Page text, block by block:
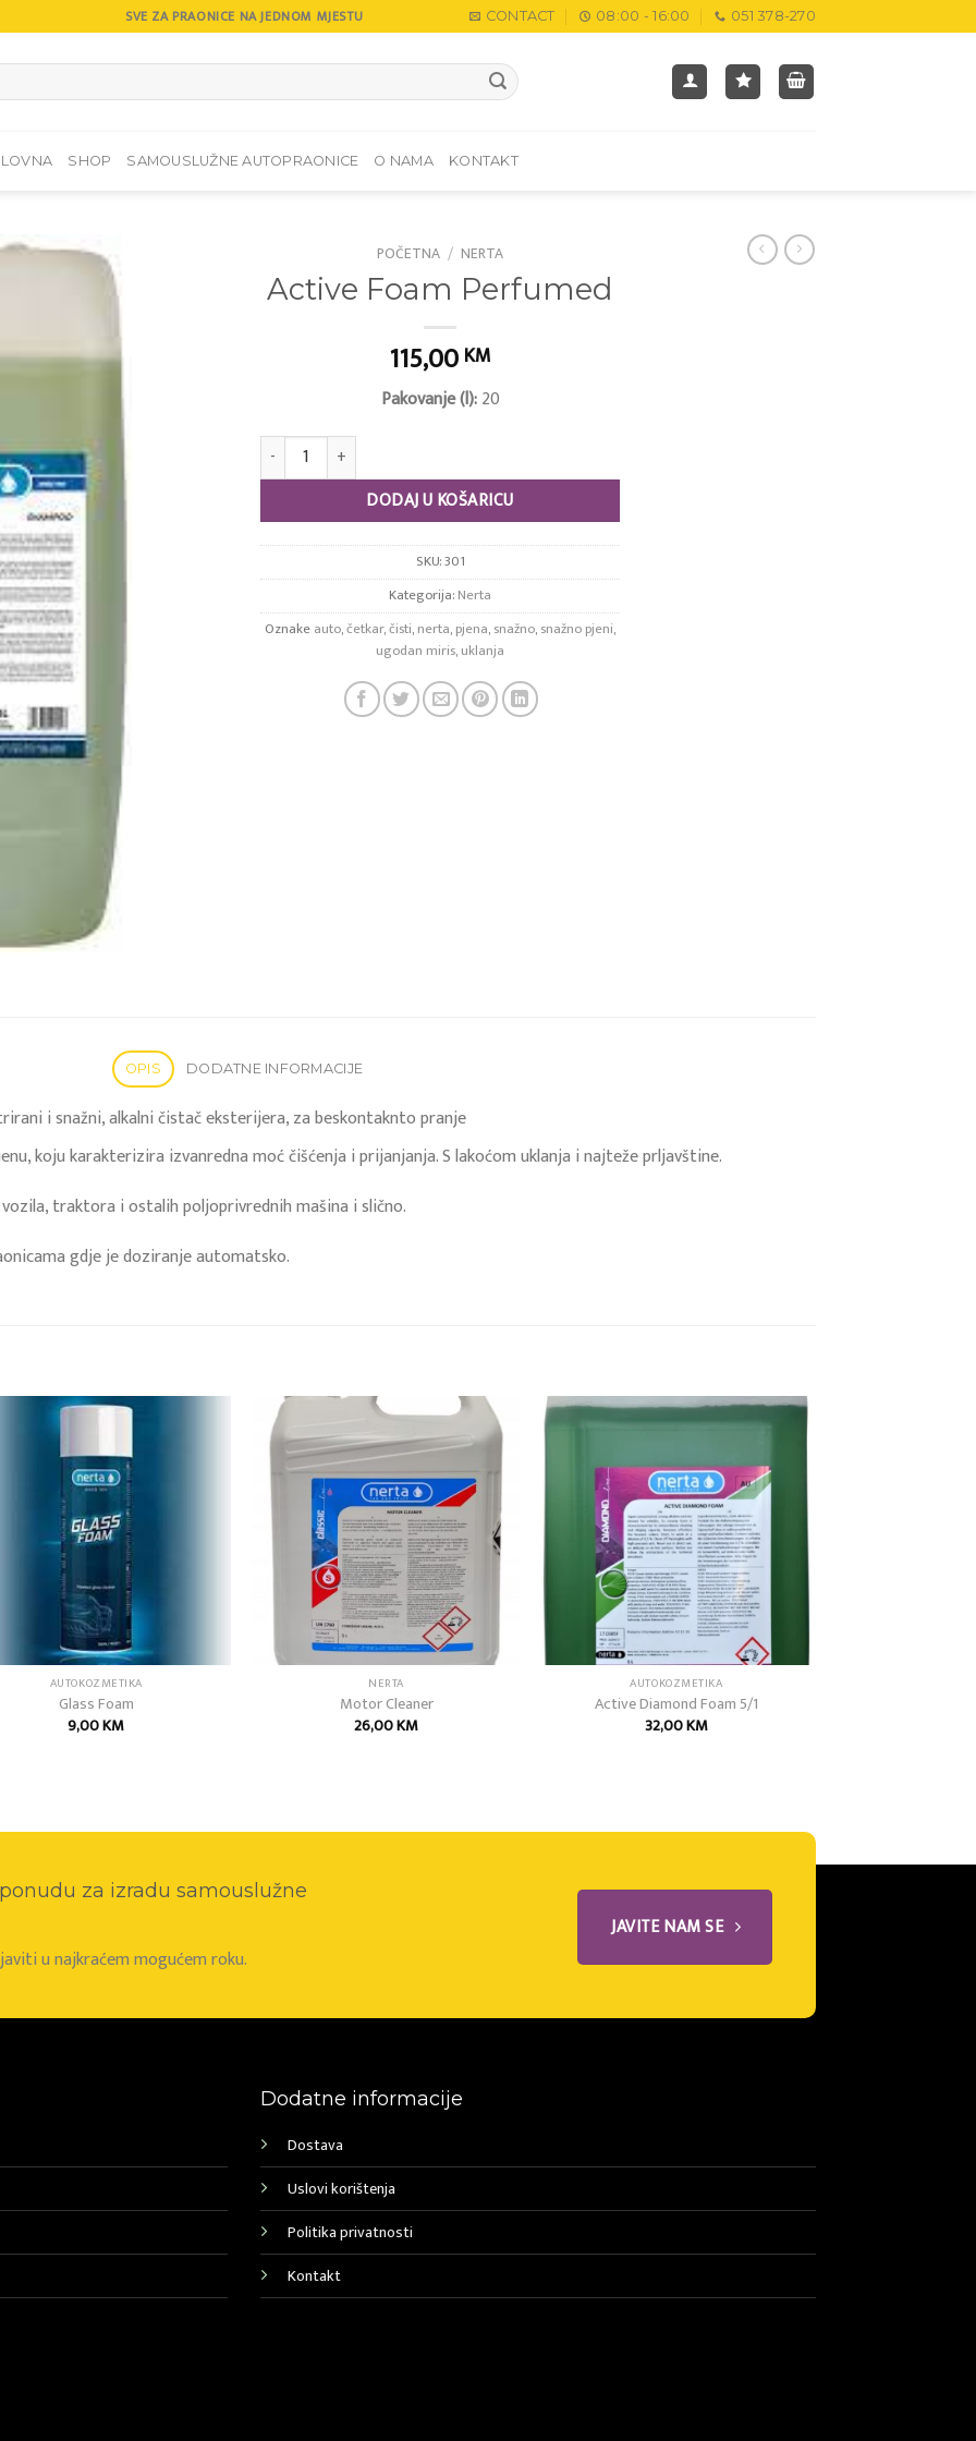
SVE ZA PRAONICE NA JEDNOM MJESTU CONTACT 08:00 - 16:00 051 378-270
SHOP SAMOUSLUŽNE AUTOPRAONICE O NAMA KONTAKT
POČETNA / NERTA
Active Foam Perfumed
115,00 KM
Pakovanje (l):20
Active Foam Perfumed količina
DODAJ U KOŠARICU
SKU:301
Kategorija:Nerta
Oznakeauto,četkar,čisti,nerta,pjena,snažno,snažno pjeni,
ugodan miris,uklanja
OPIS DODATNE INFORMACIJE
i snažni, alkalni čistač eksterijera, za beskontaknto pranje
koju karakterizira izvanredna moć čišćenja i prijanjanja. S lakoćom uklanja i najteže prljavštine.
traktora i ostalih poljoprivrednih mašina i slično.
gdje je doziranje automatsko.
AUTOKOZMETIKA
Glass Foam
9,00KM
wishlist
NERTA
Motor Cleaner
26,00KM
wishlist
AUTOKOZMETIKA
Active Diamond Foam 5/1
32,00KM
za izradu samouslužne
u najkraćem mogućem roku.
JAVITE NAM SE
Dodatne informacije
Dostava
Uslovi korištenja
Politika privatnosti
Kontakt